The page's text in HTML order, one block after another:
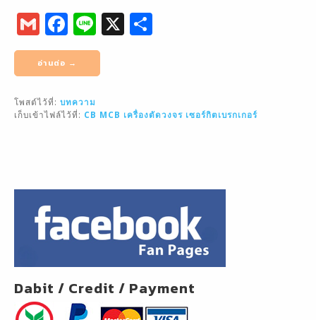
G
m
ai
l
F
a
c
e
b
k
Li
n
e
X
อ่านต่อ →
โพสต์ไว้ที่: บทความ
เก็บเข้าไฟล์ไว้ที่: CB MCB เครื่องตัดวงจร เซอร์กิตเบรกเกอร์
Dabit / Credit / Payment